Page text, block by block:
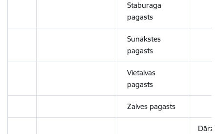
Staburaga
pagasts
Sunākstes
pagasts
Vietalvas
pagasts
Zalves pagasts